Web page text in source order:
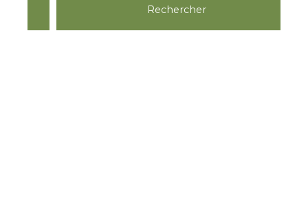
Rechercher